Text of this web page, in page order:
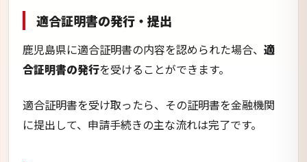
適合証明書の発行・提出
鹿児島県に適合証明書の内容を認められた場合、 適
合証明書の発行を受けることができます。
適合証明書を受け取ったら、その証明書を金融機関
に提出して、申請手続きの主な流れは完了です。